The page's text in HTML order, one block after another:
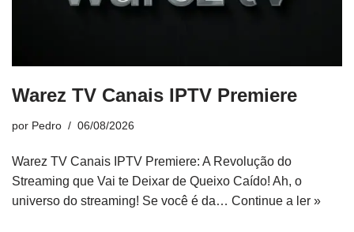
Warez TV Canais IPTV Premiere
por Pedro 06/08/2026
Warez TV Canais IPTV Premiere: A Revolução do
Streaming que Vai te Deixar de Queixo Caído! Ah, o
universo do streaming! Se você é da… Continue a ler »